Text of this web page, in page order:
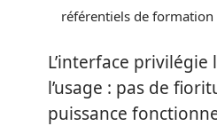
référentiels de formation
L’interface privilégie
l’usage : pas de
puissance